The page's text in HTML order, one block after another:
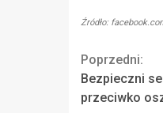
Źródło:
Poprzedni:
Bezpieczni
przeciwko